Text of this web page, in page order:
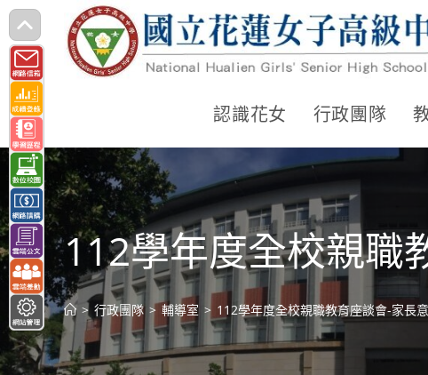
跳
轉
至
主
要
內
容
認識花女 行政團隊
112學年度全校親職
> 行政團隊 > 輔導室 > 112學年度全校親職教育座談會-家長